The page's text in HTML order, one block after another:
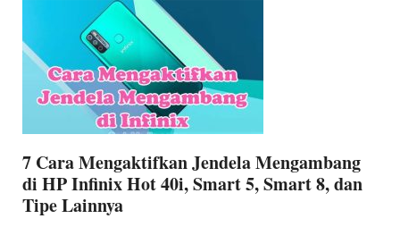
7 Cara Mengaktifkan Jendela Mengambang
di HP Infinix Hot 40i, Smart 5, Smart 8, dan
Tipe Lainnya